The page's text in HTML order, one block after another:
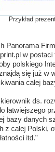
Przykład
Panorama
w
polskiego
się już w
całej
ds.
łatwiejszego
bazy danych
z całej Polski,
itd.”